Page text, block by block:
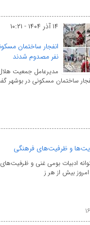
۱۴ آذر ۱۴۰۴ - ۱۰:۲۱
نفر مصدوم شدند
مدیرعامل جمعیت
ساختمان مسکونی در بوشهر
و ظرفیت‌های فرهنگی
ادبیات بومی غنی و ظرفیت‌های
بیش از هر ز